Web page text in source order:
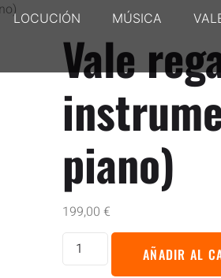
LOCUCIÓN MÚSICA
Vale
piano)
199,00 €
AÑADIR AL